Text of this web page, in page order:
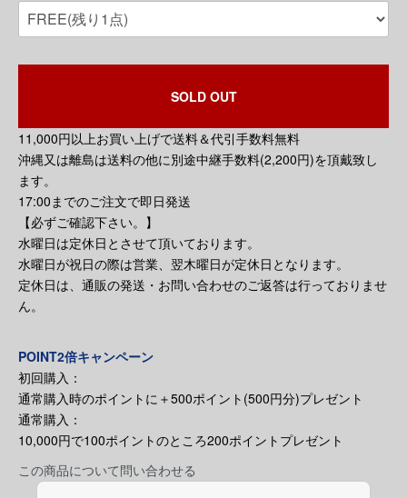
SOLD OUT
11,000円以上お買い上げで送料＆代引手数料無料
沖縄又は離島は送料の他に別途中継手数料(2,200円)を頂戴致し
ます。
17:00までのご注文で即日発送
【必ずご確認下さい。】
水曜日は定休日とさせて頂いております。
水曜日が祝日の際は営業、翌木曜日が定休日となります。
定休日は、通販の発送・お問い合わせのご返答は行っておりませ
ん。
POINT2倍キャンペーン
初回購入：
通常購入時のポイントに＋500ポイント(500円分)プレゼント
通常購入：
10,000円で100ポイントのところ200ポイントプレゼント
この商品について問い合わせる